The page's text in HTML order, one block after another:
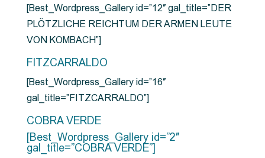
[Best_Wordpress_Gallery id=”12″ gal_title=”DER
PLÖTZLICHE REICHTUM DER ARMEN LEUTE
VON KOMBACH”]
FITZCARRALDO
[Best_Wordpress_Gallery id=”16″
gal_title=”FITZCARRALDO”]
COBRA VERDE
[Best_Wordpress_Gallery id=”2″
gal_title=”COBRA VERDE”]